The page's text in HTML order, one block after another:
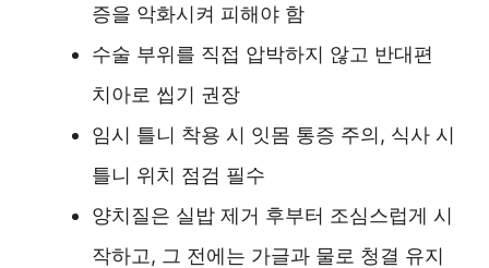
증을 악화시켜 피해야 함
수술 부위를 직접 압박하지 않고 반대편
치아로 씹기 권장
임시 틀니 착용 시 잇몸 통증 주의, 식사 시
틀니 위치 점검 필수
양치질은 실밥 제거 후부터 조심스럽게 시
작하고, 그 전에는 가글과 물로 청결 유지